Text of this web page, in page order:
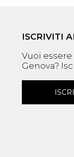
ISCRIVITI
Vuoi
Genova?